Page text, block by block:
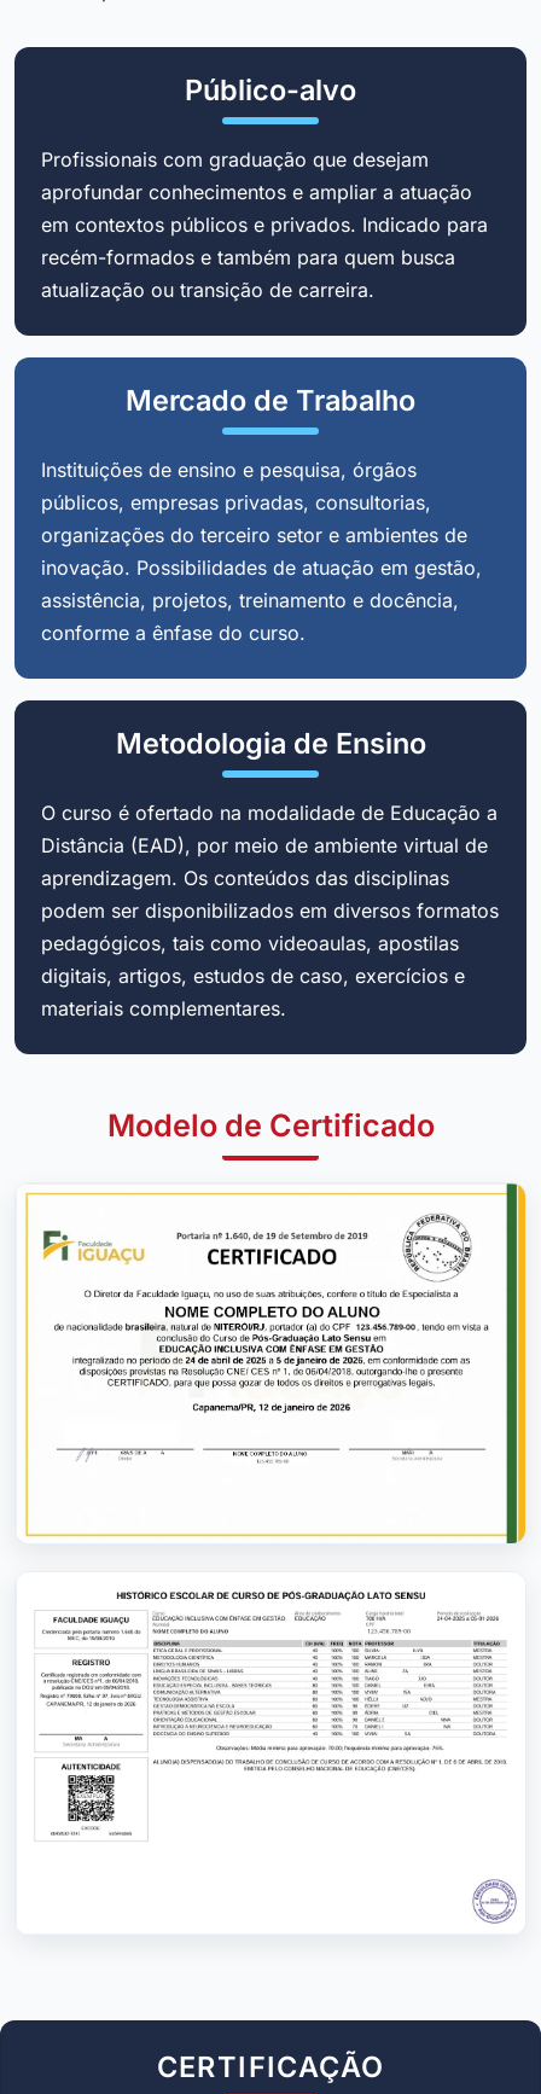
Público-alvo
Profissionais com graduação que desejam
aprofundar conhecimentos e ampliar a atuação
em contextos públicos e privados. Indicado para
recém-formados e também para quem busca
atualização ou transição de carreira.
Mercado de Trabalho
Instituições de ensino e pesquisa, órgãos
públicos, empresas privadas, consultorias,
organizações do terceiro setor e ambientes de
inovação. Possibilidades de atuação em gestão,
assistência, projetos, treinamento e docência,
conforme a ênfase do curso.
Metodologia de Ensino
O curso é ofertado na modalidade de Educação a
Distância (EAD), por meio de ambiente virtual de
aprendizagem. Os conteúdos das disciplinas
podem ser disponibilizados em diversos formatos
pedagógicos, tais como videoaulas, apostilas
digitais, artigos, estudos de caso, exercícios e
materiais complementares.
Modelo de Certificado
CERTIFICAÇÃO